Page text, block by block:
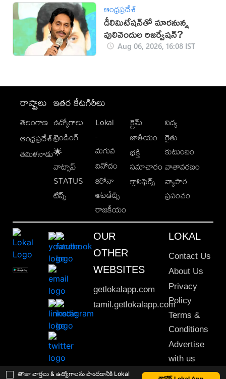
తాజా వార్తలు & ఉద్యోగాలను పొందడానికి Lokal
ఆంధ్రప్రదేశ్
డీలిమిటేషన్‌తో మారనున్న
పులివెందుల రిజర్వేషన్?
Aug 06, 2026, 16:08 IST
రాష్ట్రాలు
తెలంగాణ
ఆంధ్రప్రదేశ్
తమిళనాడు
ఇతర కేటగిరీలు
ఉద్యోగాలు
ట్రెండింగ్
🌟
వాట్సాప్
STATUS
టిప్స్
Lokal
-
మగువ
వినోదం
కరోనా
అప్‌డేట్స్
రాజకీయం
క్రైమ్
జాతీయం
భక్తి
సమాచారం
క్లాసిఫైడ్స్
విద్య
రైతు
కుటుంబం
వాతావరణం
వ్యాపార
ప్రపంచం
OUR
OTHER
WEBSITES
getlokalapp.com
tamil.getlokalapp.com
LOKAL
Contact Us
About Us
Privacy
Policy
Terms &
Conditions
Advertise
with us
Sitemap